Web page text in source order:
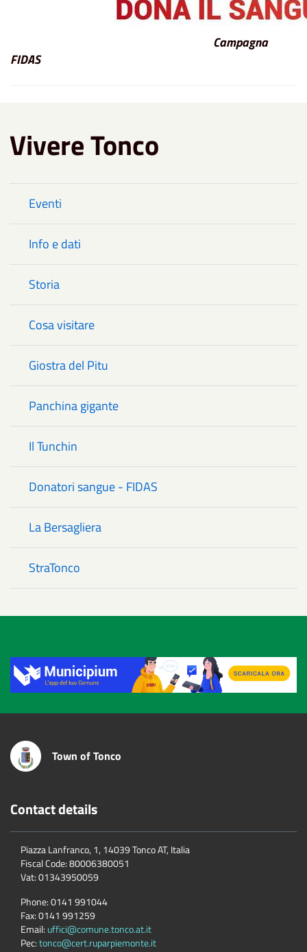
Campagna
FIDAS
Vivere Tonco
Eventi
Info e dati
Storia
Cosa visitare
Giostra del Pitu
Panchina gigante
Il Tunchin
Donatori sangue - FIDAS
La Bersagliera
StraTonco
Title
Town of Tonco
Contact details
Piazza Lanfranco, 1, 14039 Tonco AT, Italia
Fiscal Code:80006380051
Vat:01343950059
Phone:0141 991044
Fax:0141 991259
Email: uffici@comune.tonco.at.it
Pec:tonco@cert.ruparpiemonte.it